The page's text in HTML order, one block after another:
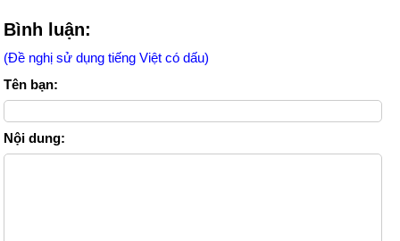
Bình luận:
(Đề nghị sử dụng tiếng Việt có dấu)
Tên bạn:
Nội dung: